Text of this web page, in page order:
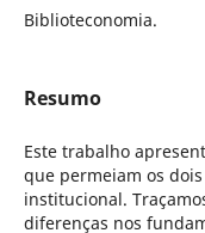
Biblioteconomia.
Resumo
Este trabalho
que permeiam os
institucional.
diferenças nos